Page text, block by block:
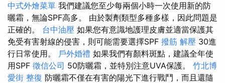
中式外燴菜單 我們建議您至少每兩個小時一次使用新的防
曬霜，無論SPF高多。 由於製劑類型多種多樣，因此問題是
正確的。 台中油壓 如果您有意識地護理皮膚並適當保護其
免受有害射線的侵害，則可能需要選擇SPF 撥筋 解壓 30進
行日常使用。 戶外婚禮 如果我們有顏料斑點，建議全年使
用SPF 徵信公司 50防曬霜，並特別注意UVA保護。 竹北博
愛街 整復 防曬霜不僅在有害的陽光下進行戰鬥，而且還隨